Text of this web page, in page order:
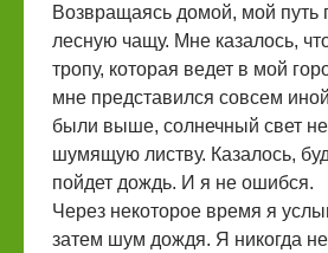
Возвращаясь домой, мой путь
лесную чащу. Мне казалось,
тропу, которая ведет в мой
мне представился совсем
были выше, солнечный свет не
шумящую листву. Казалось,
пойдет дождь. И я не ошибся.
Через некоторое время я
затем шум дождя. Я никогда